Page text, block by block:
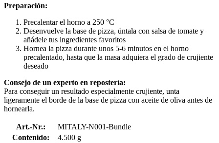
Preparación:
Precalentar el horno a 250 °C
Desenvuelve la base de pizza, úntala con salsa de tomate y
añádele tus ingredientes favoritos
Hornea la pizza durante unos 5-6 minutos en el horno
precalentado, hasta que la masa adquiera el grado de crujiente
deseado
Consejo de un experto en repostería:
Para conseguir un resultado especialmente crujiente, unta
ligeramente el borde de la base de pizza con aceite de oliva antes de
hornearla.
Art.-Nr.:
MITALY-N001-Bundle
Contenido:
4.500 g